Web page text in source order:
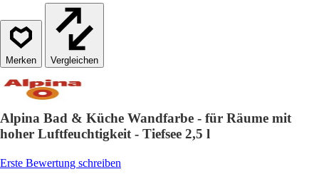
Vergleichen
Alpina Bad & Küche Wandfarbe - für Räume mit
hoher Luftfeuchtigkeit - Tiefsee 2,5 l
Erste Bewertung schreiben